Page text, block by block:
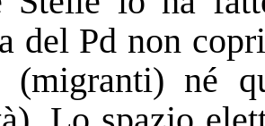
del Pd non
(migranti) né